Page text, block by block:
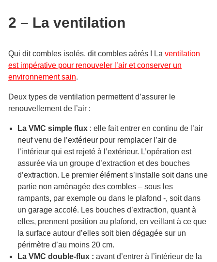
2 – La ventilation
Qui dit combles isolés, dit combles aérés ! La ventilation
est impérative pour renouveler l’air et conserver un
environnement sain.
Deux types de ventilation permettent d’assurer le
renouvellement de l’air :
La VMC simple flux : elle fait entrer en continu de l’air
neuf venu de l’extérieur pour remplacer l’air de
l’intérieur qui est rejeté à l’extérieur. L’opération est
assurée via un groupe d’extraction et des bouches
d’extraction. Le premier élément s’installe soit dans une
partie non aménagée des combles – sous les
rampants, par exemple ou dans le plafond -, soit dans
un garage accolé. Les bouches d’extraction, quant à
elles, prennent position au plafond, en veillant à ce que
la surface autour d’elles soit bien dégagée sur un
périmètre d’au moins 20 cm.
La VMC double-flux : avant d’entrer à l’intérieur de la